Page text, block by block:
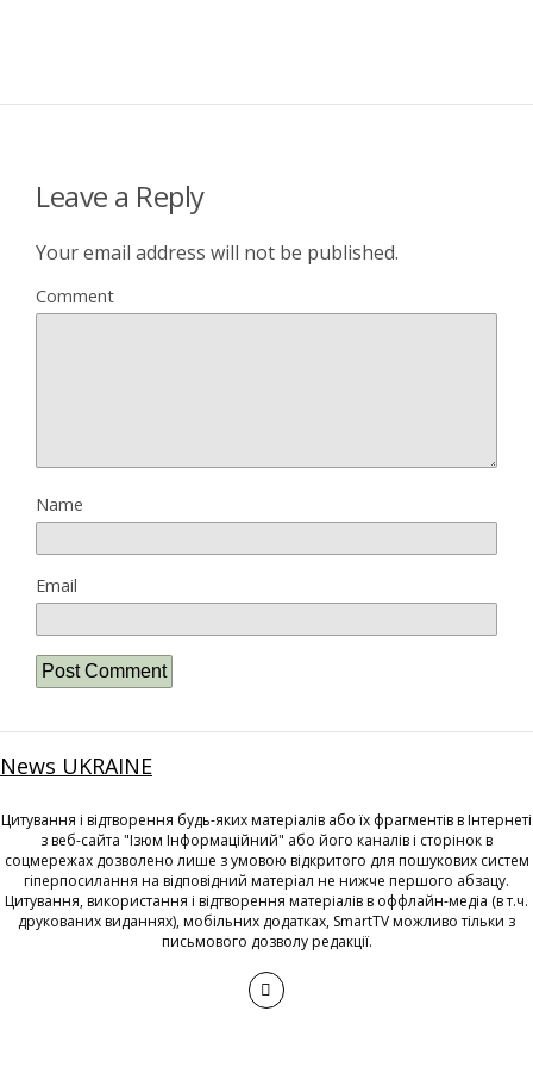
Leave a Reply
Your email address will not be published.
Comment
Name
Email
News UKRAINE
Цитування і відтворення будь-яких матеріалів або їх фрагментів в Інтернеті
з веб-сайта "Ізюм Інформаційний" або його каналів і сторінок в
соцмережах дозволено лише з умовою відкритого для пошукових систем
гіперпосилання на відповідний матеріал не нижче першого абзацу.
Цитування, використання і відтворення матеріалів в оффлайн-медіа (в т.ч.
друкованих виданнях), мобільних додатках, SmartTV можливо тільки з
письмового дозволу редакції.